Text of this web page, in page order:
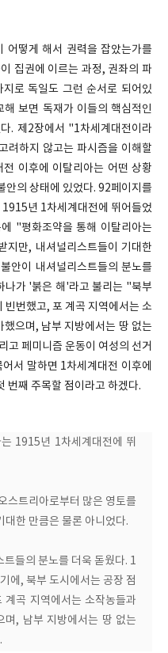
어떻게 해서 권력을 잡았는가를
집권에 이르는 과정, 권좌의 파
로 독일도 그런 순서로 되어있
보면 독재가 이들의 핵심적인
. 제2장에서 "1차세계대전이라
려하지 않고는 파시즘을 이해할
이후에 이탈리아는 어떤 상황
안의 상태에 있었다. 92페이지를
년 1차세계대전에 뛰어들었
"평화조약을 통해 이탈리아는
지만, 내셔널리스트들이 기대한
안이 내셔널리스트들의 분노를
나가 '붉은 해'라고 불리는 "북부
빈번했고, 포 계곡 지역에서는 소
으며, 남부 지방에서는 땅 없는
고 페미니즘 운동이 여성의 선거
서 말하면 1차세계대전 이후에
번째 주목할 점이라고 하겠다.
1915년 1차세계대전에 뛰
스트리아로부터 많은 영토를
대한 만큼은 물론 아니었다.
들의 분노를 더욱 돋웠다. 1
에, 북부 도시에서는 공장 점
곡 지역에서는 소작농들과
며, 남부 지방에서는 땅 없는